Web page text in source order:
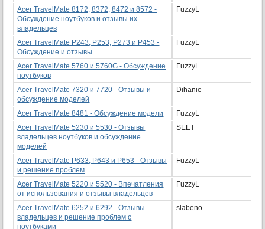
Acer TravelMate 8172, 8372, 8472 и 8572 -
Обсуждение ноутбуков и отзывы их
владельцев
FuzzyL
Acer TravelMate P243, P253, P273 и P453 -
Обсуждение и отзывы
FuzzyL
Acer TravelMate 5760 и 5760G - Обсуждение
ноутбуков
FuzzyL
Acer TravelMate 7320 и 7720 - Отзывы и
обсуждение моделей
Dihanie
Acer TravelMate 8481 - Обсуждение модели
FuzzyL
Acer TravelMate 5230 и 5530 - Отзывы
владельцев ноутбуков и обсуждение
моделей
SEET
Acer TravelMate P633, P643 и P653 - Отзывы
и решение проблем
FuzzyL
Acer TravelМate 5220 и 5520 - Впечатления
от использования и отзывы владельцев
FuzzyL
Acer TravelMate 6252 и 6292 - Отзывы
владельцев и решение проблем с
ноутбуками
slabeno